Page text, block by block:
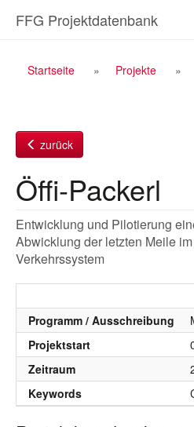
InhaltFFG Projektdatenbank
Breadcrumb
Startseite Projekte
zurück
Öffi-Packerl
Entwicklung und Pilotierung
Abwicklung der letzten Meile
Verkehrssystem
Programm / Ausschreibung
Projektstart
Zeitraum
Keywords